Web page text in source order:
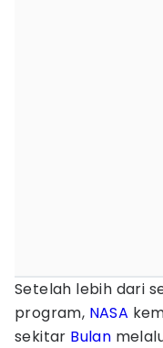
Setelah lebih dari
program, NASA
sekitar Bulan